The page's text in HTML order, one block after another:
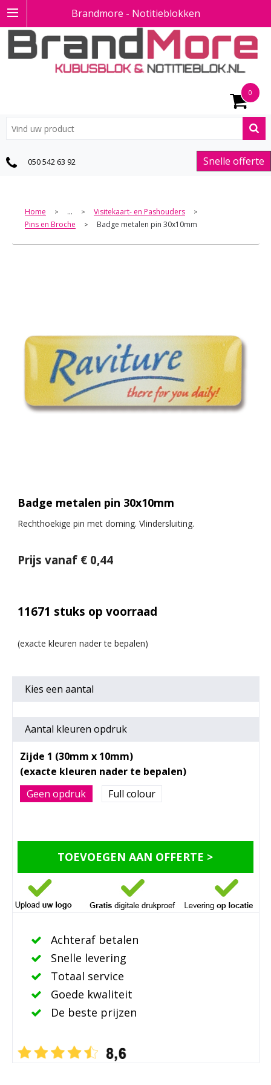
Brandmore - Notitieblokken
0
Snelle offerte
050 542 63 92
Home > ... > Visitekaart- en Pashouders >
Pins en Broche > Badge metalen pin 30x10mm
Badge metalen pin 30x10mm
Rechthoekige pin met doming. Vlindersluiting.
Prijs vanaf € 0,44
11671 stuks op voorraad
Kies een aantal
Aantal kleuren opdruk
Zijde 1 (30mm x 10mm)
Geen opdruk Full colour
TOEVOEGEN AAN OFFERTE >
Achteraf betalen
Snelle levering
Totaal service
Goede kwaliteit
De beste prijzen